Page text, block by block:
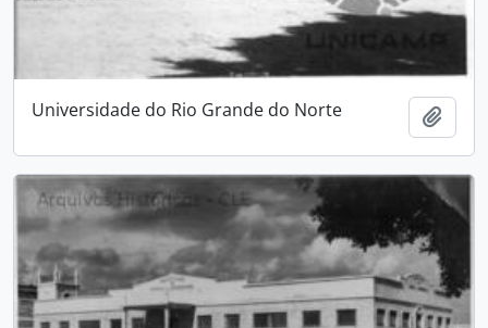
Universidade do Rio Grande do Norte